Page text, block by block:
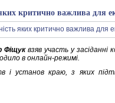
критично важлива для
Фіщуквзяв участь у засіданні
в онлайн-режимі.
і установ краю, з яких